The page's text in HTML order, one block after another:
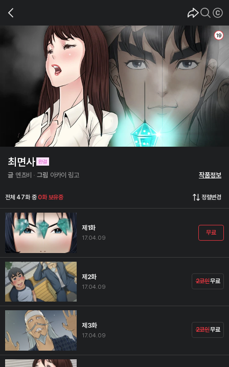
최면사
글 엔쵸비 그림 아카이 링고 작품정보
전체 47화 중 0화 보유중 정렬변경
제1화
17.04.09
무료
제2화
17.04.09
2코인무료
제3화
17.04.09
2코인무료